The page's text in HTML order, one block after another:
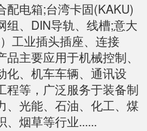
配电箱;台湾卡固(KAKU)
组、DIN导轨、线槽;意大
工业插头插座、连接
主要应用于机械控制、
化、机车车辆、通讯设
程等，广泛服务于装备制
、光能、石油、化工、煤
、烟草等行业......